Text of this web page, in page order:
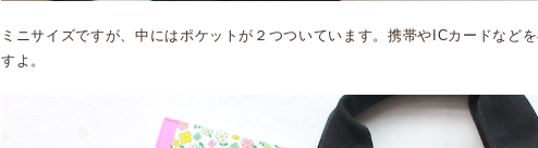
ミニサイズですが、中にはポケットが２つついています。携帯やICカードなど
すよ。